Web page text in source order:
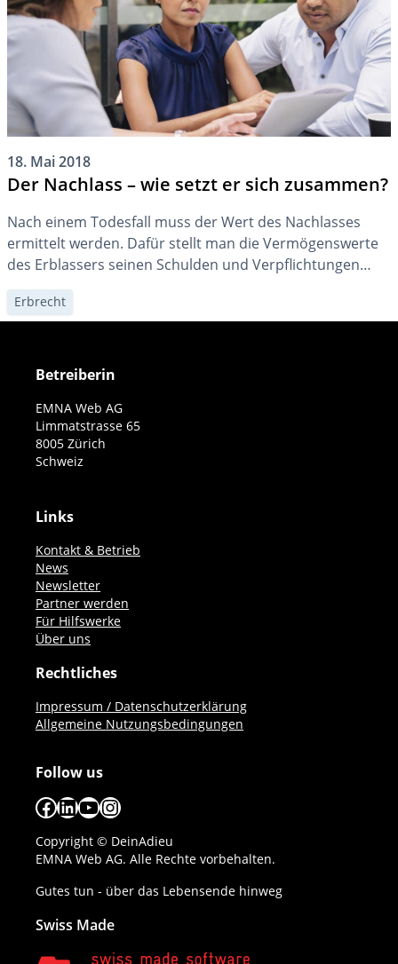
18. Mai 2018
Der Nachlass – wie setzt er sich zusammen?
Nach einem Todesfall muss der Wert des Nachlasses
ermittelt werden. Dafür stellt man die Vermögenswerte
des Erblassers seinen Schulden und Verpflichtungen
gegenüber. Der Überschuss bildet dann den Nachlass,
auf den Sie unter Umständen noch eine Steuer bezahlen
Erbrecht
Betreiberin
EMNA Web AG
Limmatstrasse 65
8005 Zürich
Schweiz
Links
Kontakt & Betrieb
News
Newsletter
Partner werden
Für Hilfswerke
Über uns
Rechtliches
Impressum / Datenschutzerklärung
Allgemeine Nutzungsbedingungen
Follow us
Facebook
LinkedIn
YouTube
Instagram
Copyright © DeinAdieu
EMNA Web AG. Alle Rechte vorbehalten.
Gutes tun - über das Lebensende hinweg
Swiss Made